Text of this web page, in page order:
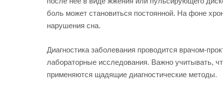
боль может становиться постоянной. На фоне
нарушения сна.
Диагностика заболевания проводится врачом-
лабораторные исследования. Важно учитывать,
применяются щадящие диагностические методы.